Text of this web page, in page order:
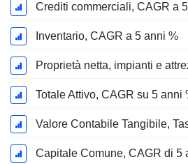
Crediti commerciali, CAGR a
Inventario, CAGR a 5 anni %
Totale Attivo, CAGR su 5 anni
Capitale Comune, CAGR di 5